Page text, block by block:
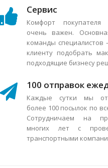
Сервис
Комфорт
очень важен.
команды
клиенту подобрать
подходящие бизнесу
100 отправок
Каждые сутки мы
более 100 посылок по
Сотрудничаем на
многих лет с
транспортными